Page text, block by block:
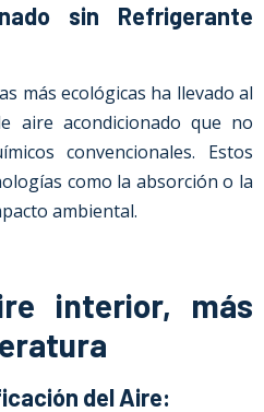
sin Refrigerante
más ecológicas ha llevado al
aire acondicionado que no
convencionales. Estos
como la absorción o la
ambiental.
interior, más
del Aire: